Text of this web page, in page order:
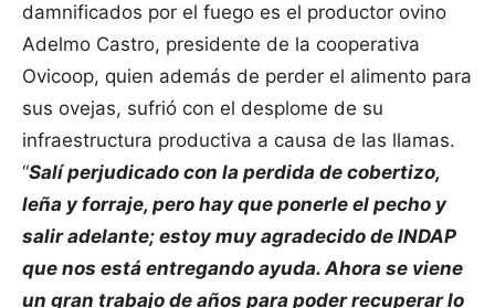
damnificados por el fuego es el productor ovino
Adelmo Castro, presidente de la cooperativa
Ovicoop, quien además de perder el alimento para
sus ovejas, sufrió con el desplome de su
infraestructura productiva a causa de las llamas.
“Salí perjudicado con la perdida de cobertizo,
leña y forraje, pero hay que ponerle el pecho y
salir adelante; estoy muy agradecido de INDAP
que nos está entregando ayuda. Ahora se viene
un gran trabajo de años para poder recuperar lo